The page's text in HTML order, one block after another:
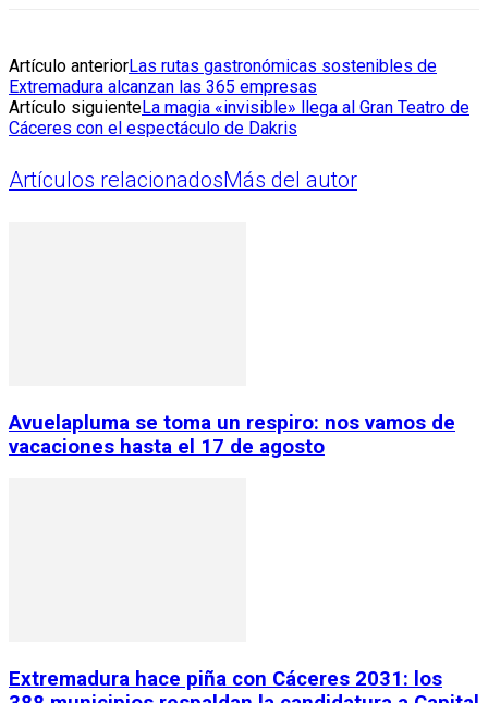
Artículo anteriorLas rutas gastronómicas sostenibles de
Extremadura alcanzan las 365 empresas
Artículo siguienteLa magia «invisible» llega al Gran Teatro de
Cáceres con el espectáculo de Dakris
Artículos relacionadosMás del autor
Avuelapluma se toma un respiro: nos vamos de
vacaciones hasta el 17 de agosto
Extremadura hace piña con Cáceres 2031: los